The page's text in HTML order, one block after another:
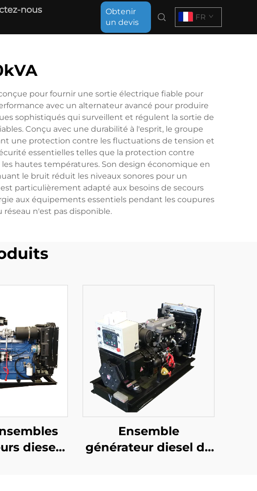
nous
Obtenir
un devis
FR
pour fournir une sortie électrique fiable pour
avec un alternateur avancé pour produire
sophistiqués qui surveillent et régulent la sortie de
Conçu avec une durabilité à l'esprit, le groupe
une protection contre les fluctuations de tension et
essentielles telles que la protection contre
hautes températures. Son design économique en
le bruit réduit les niveaux sonores pour un
particulièrement adapté aux besoins de secours
aux équipements essentiels pendant les coupures
n'est pas disponible.
diesel
Ensemble
générateur diesel de